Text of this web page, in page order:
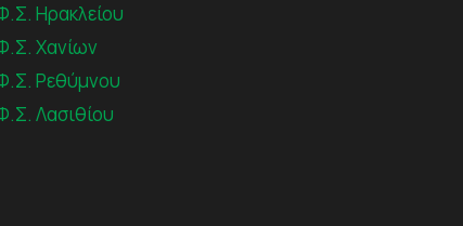
Ηρακλείου
Χανίων
Ρεθύμνου
Λασιθίου